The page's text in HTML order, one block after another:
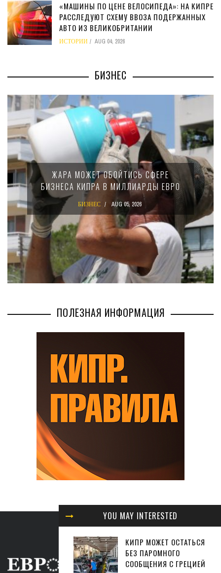
YOU MAY INTERESTED
КИПР МОЖЕТ ОСТАТЬСЯ
БЕЗ ПАРОМНОГО
СООБЩЕНИЯ С ГРЕЦИЕЙ
«МАШИНЫ ПО ЦЕНЕ ВЕЛОСИПЕДА»: НА КИПРЕ
РАССЛЕДУЮТ СХЕМУ ВВОЗА ПОДЕРЖАННЫХ
АВТО ИЗ ВЕЛИКОБРИТАНИИ
ИСТОРИИ AUG 04, 2026
БИЗНЕС
ЖАРА МОЖЕТ ОБОЙТИСЬ СФЕРЕ
БИЗНЕСА КИПРА В МИЛЛИАРДЫ ЕВРО
БИЗНЕС AUG 05, 2026
ПОЛЕЗНАЯ ИНФОРМАЦИЯ